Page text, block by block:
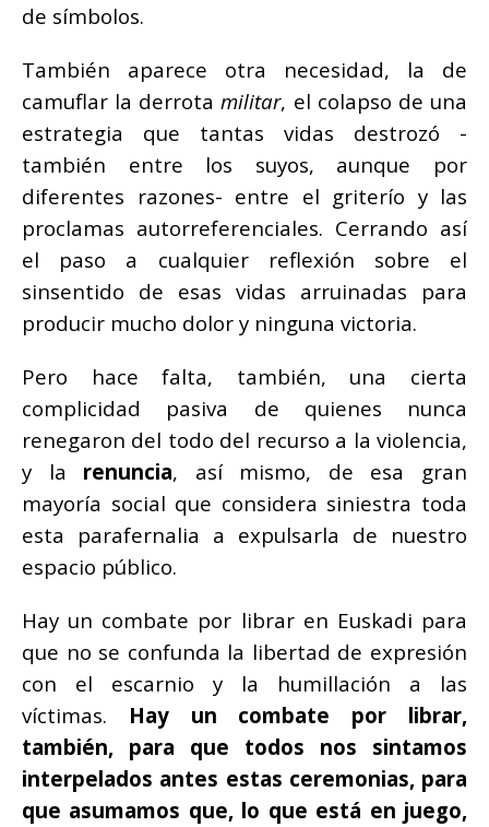
de símbolos.
También aparece otra necesidad, la de
camuflar la derrotamilitar, el colapso de una
estrategia que tantas vidas destrozó -
también entre los suyos, aunque por
diferentes razones- entre el griterío y las
proclamas autorreferenciales. Cerrando así
el paso a cualquier reflexión sobre el
sinsentido de esas vidas arruinadas para
producir mucho dolor y ninguna victoria.
Pero hace falta, también, una cierta
complicidad pasiva de quienes nunca
renegaron del todo del recurso a la violencia,
y la renuncia, así mismo, de esa gran
mayoría social que considera siniestra toda
esta parafernalia a expulsarla de nuestro
espacio público.
Hay un combate por librar en Euskadi para
que no se confunda la libertad de expresión
con el escarnio y la humillación a las
víctimas. Hay un combate por librar,
también, para que todos nos sintamos
interpelados antes estas ceremonias, para
que asumamos que, lo que está en juego,